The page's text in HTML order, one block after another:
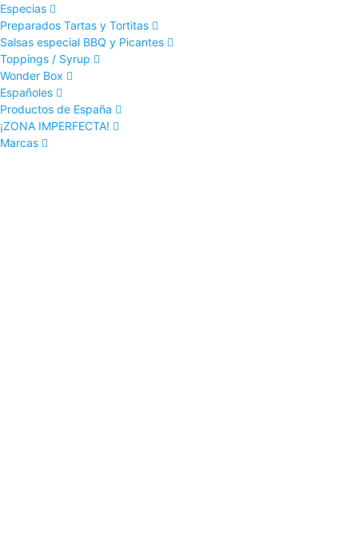
Especias
Preparados Tartas y Tortitas
Salsas especial BBQ y Picantes
Toppings / Syrup
Wonder Box
Españoles
Productos de España
¡ZONA IMPERFECTA!
Marcas